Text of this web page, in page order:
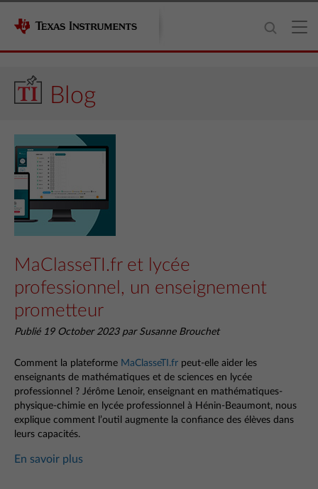
Blog
MaClasseTI.fr et lycée
professionnel, un enseignement
prometteur
Publié 19 October 2023 par Susanne Brouchet
Comment la plateforme MaClasseTI.fr peut-elle aider les
enseignants de mathématiques et de sciences en lycée
professionnel ? Jérôme Lenoir, enseignant en mathématiques-
physique-chimie en lycée professionnel à Hénin-Beaumont, nous
explique comment l’outil augmente la confiance des élèves dans
leurs capacités.
En savoir plus